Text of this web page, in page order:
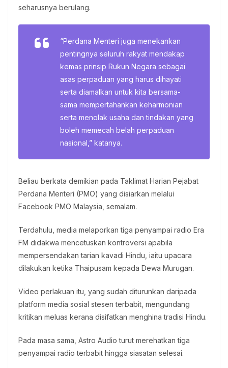
seharusnya berulang.
“Perdana Menteri juga menekankan
pentingnya seluruh rakyat mendakap
kemas prinsip Rukun Negara sebagai
asas perpaduan yang harus dihayati
serta diamalkan untuk kita bersama-
sama mempertahankan keharmonian
serta menolak usaha dan tindakan yang
boleh memecah belah perpaduan
nasional,” katanya.
Beliau berkata demikian pada Taklimat Harian Pejabat
Perdana Menteri (PMO) yang disiarkan melalui
Facebook PMO Malaysia, semalam.
Terdahulu, media melaporkan tiga penyampai radio Era
FM didakwa mencetuskan kontroversi apabila
mempersendakan tarian kavadi Hindu, iaitu upacara
dilakukan ketika Thaipusam kepada Dewa Murugan.
Video perlakuan itu, yang sudah diturunkan daripada
platform media sosial stesen terbabit, mengundang
kritikan meluas kerana disifatkan menghina tradisi Hindu.
Pada masa sama, Astro Audio turut merehatkan tiga
penyampai radio terbabit hingga siasatan selesai.